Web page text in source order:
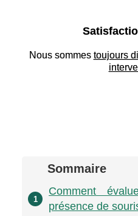
Nous sommes toujours
Sommaire
1
Comment
présence de